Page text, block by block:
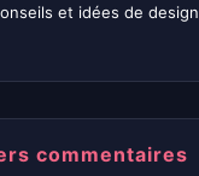
et idées de design
commentaires